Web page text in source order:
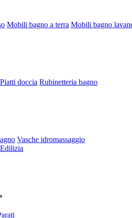
Mobili bagno a terra Mobili bagno
Piatti doccia Rubinetteria bagno
Vasche idromassaggio
Edilizia